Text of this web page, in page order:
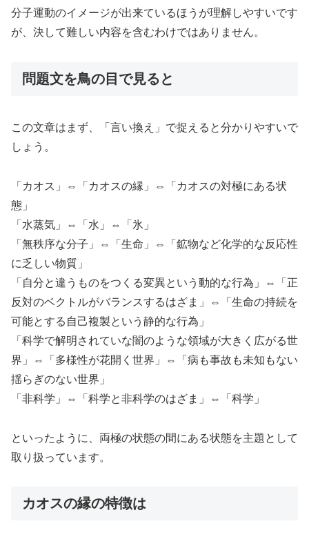
分子運動のイメージが出来ているほうが理解しやすいです
が、決して難しい内容を含むわけではありません。
問題文を鳥の目で見ると
この文章はまず、「言い換え」で捉えると分かりやすいで
しょう。
「カオス」⇔「カオスの縁」⇔「カオスの対極にある状
態」
「水蒸気」⇔「水」⇔「氷」
「無秩序な分子」⇔「生命」⇔「鉱物など化学的な反応性
に乏しい物質」
「自分と違うものをつくる変異という動的な行為」⇔「正
反対のベクトルがバランスするはざま」⇔「生命の持続を
可能とする自己複製という静的な行為」
「科学で解明されていな闇のような領域が大きく広がる世
界」⇔「多様性が花開く世界」⇔「病も事故も未知もない
揺らぎのない世界」
「非科学」⇔「科学と非科学のはざま」⇔「科学」
といったように、両極の状態の間にある状態を主題として
取り扱っています。
カオスの縁の特徴は